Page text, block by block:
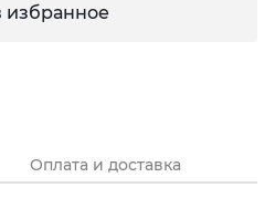
избранное
Оплата и доставка